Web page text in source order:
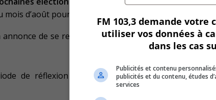
d’août pour annoncer cette décision.
de se retirer du parti du maire actuel, Martin
de réflexion durant les vacances estivales, il
FM 103,3 demande
utiliser vos données à
dans les cas
Publicités et contenu
publicités et du contenu, études
services